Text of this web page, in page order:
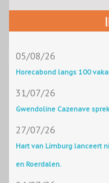
05/08/26
Horecabond langs 100
31/07/26
Gwendoline Cazenave
27/07/26
Hart van Limburg lanceert
en Roerdalen.